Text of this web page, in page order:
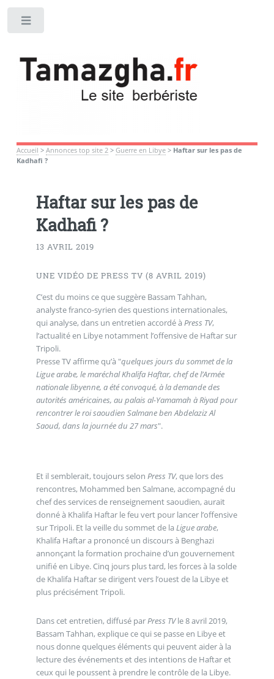
Accueil > Annonces top site 2> Guerre en Libye> Haftar sur les pas de
Kadhafi ?
Haftar sur les pas de
Kadhafi ?
13 AVRIL 2019
UNE VIDÉO DE PRESS TV (8 AVRIL 2019)
C’est du moins ce que suggère Bassam Tahhan,
analyste franco-syrien des questions internationales,
qui analyse, dans un entretien accordé à Press TV,
l’actualité en Libye notamment l’offensive de Haftar sur
Tripoli.
Presse TV affirme qu’à "quelques jours du sommet de la
Ligue arabe, le maréchal Khalifa Haftar, chef de l’Armée
nationale libyenne, a été convoqué, à la demande des
autorités américaines, au palais al-Yamamah à Riyad pour
rencontrer le roi saoudien Salmane ben Abdelaziz Al
Saoud, dans la journée du 27 mars".
Et il semblerait, toujours selon Press TV, que lors des
rencontres, Mohammed ben Salmane, accompagné du
chef des services de renseignement saoudien, aurait
donné à Khalifa Haftar le feu vert pour lancer l’offensive
sur Tripoli. Et la veille du sommet de la Ligue arabe,
Khalifa Haftar a prononcé un discours à Benghazi
annonçant la formation prochaine d’un gouvernement
unifié en Libye. Cinq jours plus tard, les forces à la solde
de Khalifa Haftar se dirigent vers l’ouest de la Libye et
plus précisément Tripoli.
Dans cet entretien, diffusé parPress TVle 8 avril 2019,
Bassam Tahhan, explique ce qui se passe en Libye et
nous donne quelques éléments qui peuvent aider à la
lecture des événements et des intentions de Haftar et
ceux qui le poussent à prendre le contrôle de la Libye.